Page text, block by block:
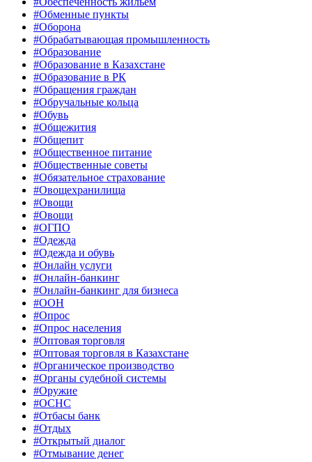
#Обменные пункты
#Оборона
#Обрабатывающая промышленность
#Образование
#Образование в Казахстане
#Образование в РК
#Обращения граждан
#Обручальные кольца
#Обувь
#Общежития
#Общепит
#Общественное питание
#Общественные советы
#Обязательное страхование
#Овощехранилища
#Овощи
#Овощи
#ОГПО
#Одежда
#Одежда и обувь
#Онлайн услуги
#Онлайн-банкинг
#Онлайн-банкинг для бизнеса
#ООН
#Опрос
#Опрос населения
#Оптовая торговля
#Оптовая торговля в Казахстане
#Органическое производство
#Органы судебной системы
#Оружие
#ОСНС
#Отбасы банк
#Отдых
#Открытый диалог
#Отмывание денег